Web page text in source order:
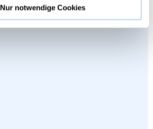
Nur notwendige Cookies